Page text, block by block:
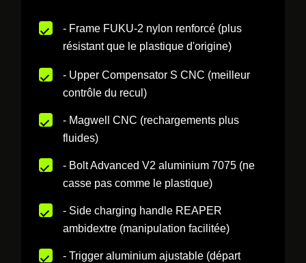
- Frame FUKU-2 nylon renforcé (plus
résistant que le plastique d'origine)
- Upper Compensator S CNC (meilleur
contrôle du recul)
- Magwell CNC (rechargements plus
fluides)
- Bolt Advanced V2 aluminium 7075 (ne
casse pas comme le plastique)
- Side charging handle REAPER
ambidextre (manipulation facilitée)
- Trigger aluminium ajustable (départ